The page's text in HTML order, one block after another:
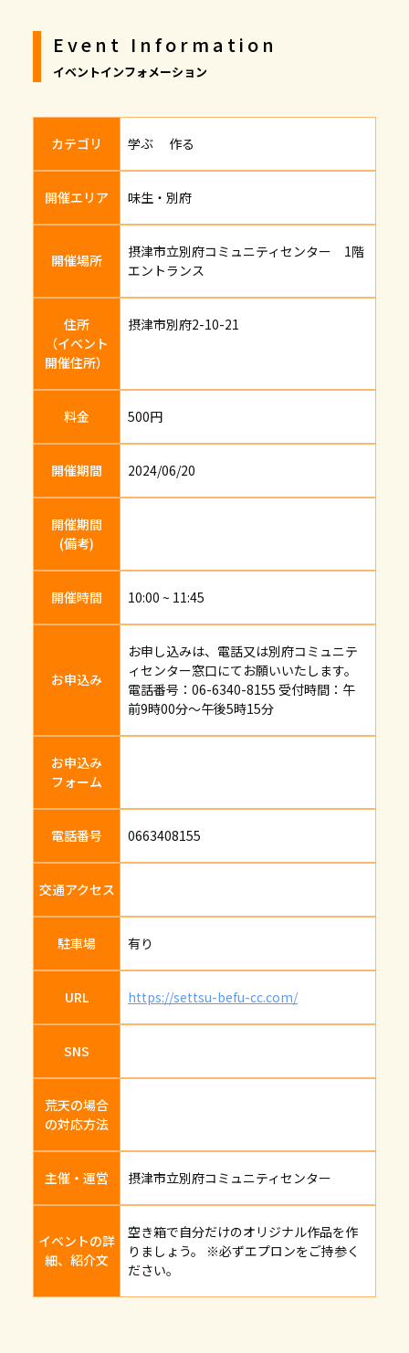
Event Information
イベントインフォメーション
カテゴリ 学ぶ 作る
開催エリア 味生・別府
開催場所
摂津市立別府コミュニティセンター 1階
エントランス
住所
（イベント
開催住所）
摂津市別府2-10-21
料金 500円
開催期間 2024/06/20
開催期間
(備考)
開催時間 10:00 ~ 11:45
お申込み
お申し込みは、電話又は別府コミュニテ
ィセンター窓口にてお願いいたします。
電話番号：06-6340-8155 受付時間：午
前9時00分～午後5時15分
お申込み
フォーム
電話番号 0663408155
交通アクセス
駐車場 有り
URL https://settsu-befu-cc.com/
SNS
荒天の場合
の対応方法
主催・運営 摂津市立別府コミュニティセンター
イベントの詳
細、紹介文
空き箱で自分だけのオリジナル作品を作
りましょう。 ※必ずエプロンをご持参く
ださい。